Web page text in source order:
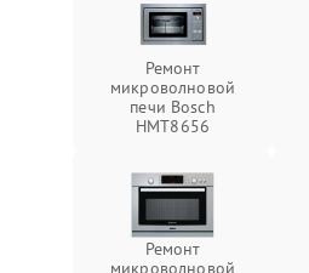
Ремонт
микроволновой
печи Bosch
HMT8656
Ремонт
микроволновой